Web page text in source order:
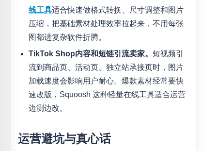
线工具适合快速做格式转换、尺寸调整和图片
压缩，把基础素材处理效率拉起来，不用每张
图都进复杂软件折腾。
TikTok Shop内容和短链引流卖家。 短视频引
流到商品页、活动页、独立站承接页时，图片
加载速度会影响用户耐心。爆款素材经常要快
速改版，Squoosh 这种轻量在线工具适合运营
边测边改。
运营避坑与真心话